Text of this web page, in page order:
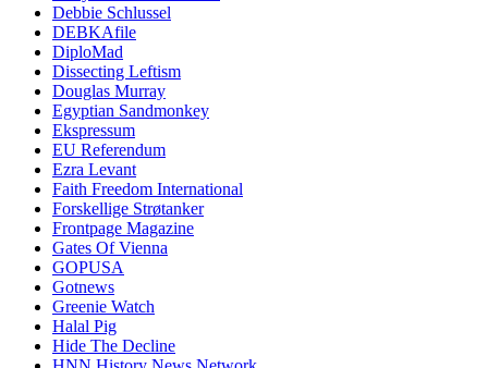
Debbie Schlussel
DEBKAfile
DiploMad
Dissecting Leftism
Douglas Murray
Egyptian Sandmonkey
Ekspressum
EU Referendum
Ezra Levant
Faith Freedom International
Forskellige Strøtanker
Frontpage Magazine
Gates Of Vienna
GOPUSA
Gotnews
Greenie Watch
Halal Pig
Hide The Decline